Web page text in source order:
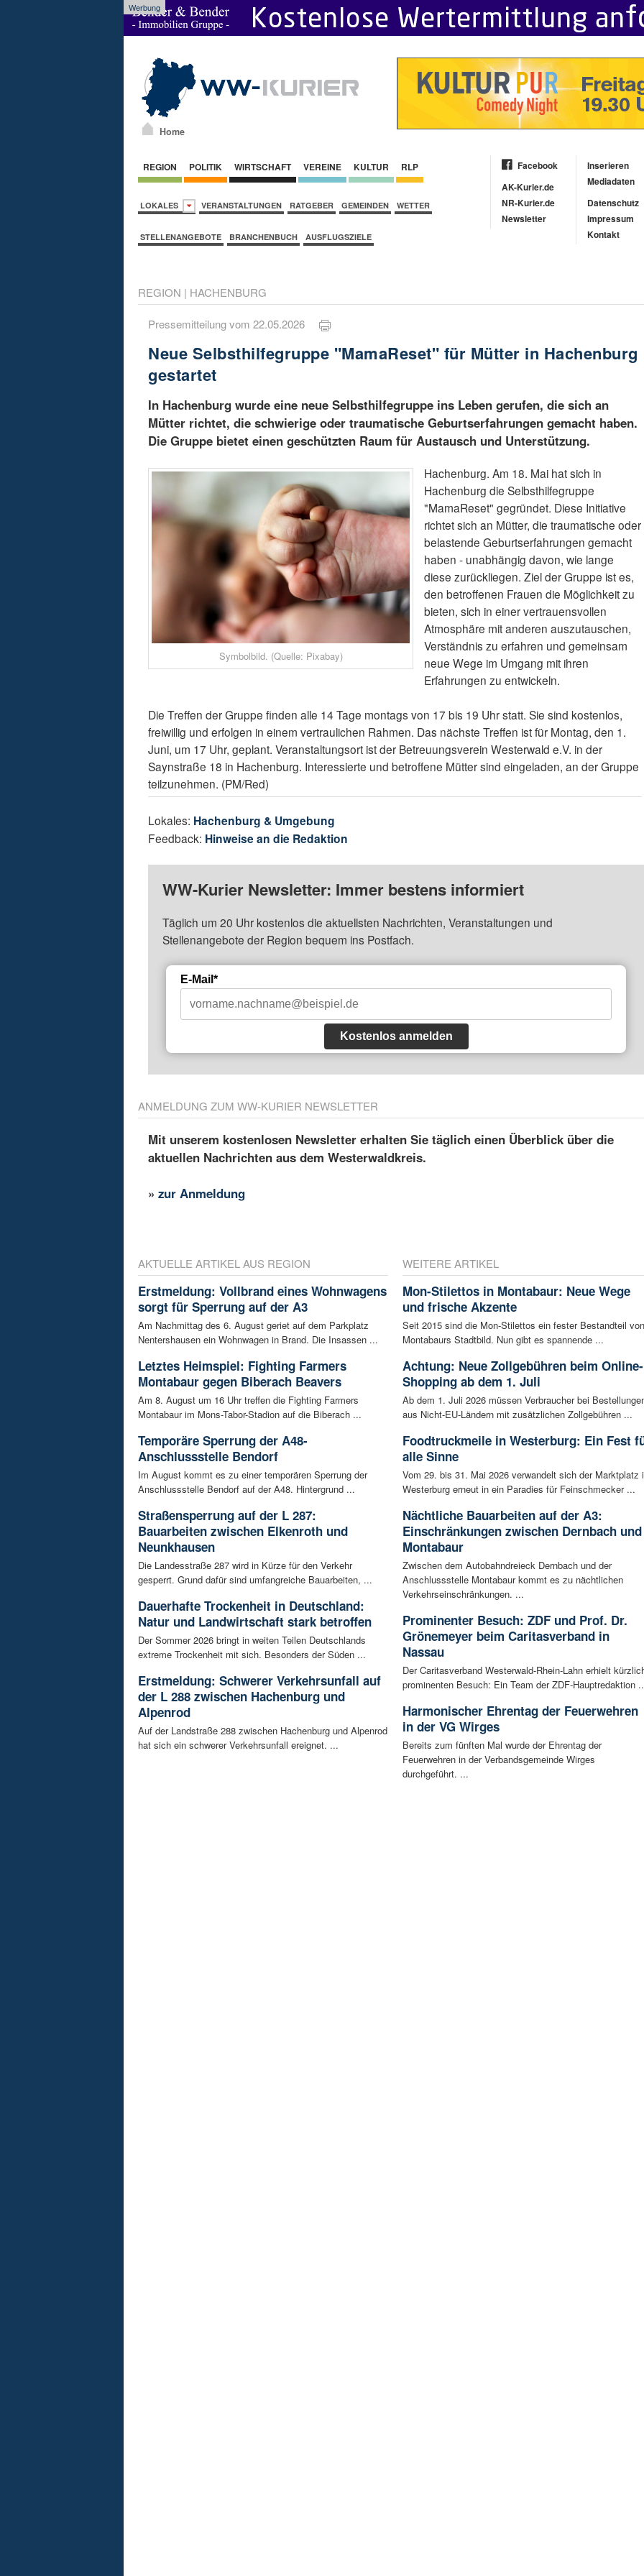
Werbung
Home
REGION POLITIK WIRTSCHAFT VEREINE KULTUR RLP
LOKALES VERANSTALTUNGEN RATGEBER GEMEINDEN WETTER
STELLENANGEBOTE BRANCHENBUCH AUSFLUGSZIELE
Facebook
AK-Kurier.de
NR-Kurier.de
Newsletter
Inserieren
Mediadaten
Datenschutz
Impressum
Kontakt
REGION | HACHENBURG
Pressemitteilung vom 22.05.2026
Neue Selbsthilfegruppe "MamaReset" für Mütter in Hachenburg
gestartet
In Hachenburg wurde eine neue Selbsthilfegruppe ins Leben gerufen, die sich an
Mütter richtet, die schwierige oder traumatische Geburtserfahrungen gemacht haben.
Die Gruppe bietet einen geschützten Raum für Austausch und Unterstützung.
Symbolbild. (Quelle: Pixabay)
Hachenburg. Am 18. Mai hat sich in
Hachenburg die Selbsthilfegruppe
"MamaReset" gegründet. Diese Initiative
richtet sich an Mütter, die traumatische oder
belastende Geburtserfahrungen gemacht
haben - unabhängig davon, wie lange
diese zurückliegen. Ziel der Gruppe ist es,
den betroffenen Frauen die Möglichkeit zu
bieten, sich in einer vertrauensvollen
Atmosphäre mit anderen auszutauschen,
Verständnis zu erfahren und gemeinsam
neue Wege im Umgang mit ihren
Erfahrungen zu entwickeln.
Die Treffen der Gruppe finden alle 14 Tage montags von 17 bis 19 Uhr statt. Sie sind kostenlos,
freiwillig und erfolgen in einem vertraulichen Rahmen. Das nächste Treffen ist für Montag, den 1.
Juni, um 17 Uhr, geplant. Veranstaltungsort ist der Betreuungsverein Westerwald e.V. in der
Saynstraße 18 in Hachenburg. Interessierte und betroffene Mütter sind eingeladen, an der Gruppe
teilzunehmen. (PM/Red)
Lokales: Hachenburg & Umgebung
Feedback: Hinweise an die Redaktion
WW-Kurier Newsletter: Immer bestens informiert
Täglich um 20 Uhr kostenlos die aktuellsten Nachrichten, Veranstaltungen und
Stellenangebote der Region bequem ins Postfach.
E-Mail*
Kostenlos anmelden
ANMELDUNG ZUM WW-KURIER NEWSLETTER
Mit unserem kostenlosen Newsletter erhalten Sie täglich einen Überblick über die
aktuellen Nachrichten aus dem Westerwaldkreis.
»zur Anmeldung
AKTUELLE ARTIKEL AUS REGION
Erstmeldung: Vollbrand eines Wohnwagens
sorgt für Sperrung auf der A3
Am Nachmittag des 6. August geriet auf dem Parkplatz
Nentershausen ein Wohnwagen in Brand. Die Insassen ...
Letztes Heimspiel: Fighting Farmers
Montabaur gegen Biberach Beavers
Am 8. August um 16 Uhr treffen die Fighting Farmers
Montabaur im Mons-Tabor-Stadion auf die Biberach ...
Temporäre Sperrung der A48-
Anschlussstelle Bendorf
Im August kommt es zu einer temporären Sperrung der
Anschlussstelle Bendorf auf der A48. Hintergrund ...
Straßensperrung auf der L 287:
Bauarbeiten zwischen Elkenroth und
Neunkhausen
Die Landesstraße 287 wird in Kürze für den Verkehr
gesperrt. Grund dafür sind umfangreiche Bauarbeiten, ...
Dauerhafte Trockenheit in Deutschland:
Natur und Landwirtschaft stark betroffen
Der Sommer 2026 bringt in weiten Teilen Deutschlands
extreme Trockenheit mit sich. Besonders der Süden ...
Erstmeldung: Schwerer Verkehrsunfall auf
der L 288 zwischen Hachenburg und
Alpenrod
Auf der Landstraße 288 zwischen Hachenburg und Alpenrod
hat sich ein schwerer Verkehrsunfall ereignet. ...
WEITERE ARTIKEL
Mon-Stilettos in Montabaur: Neue Wege
und frische Akzente
Seit 2015 sind die Mon-Stilettos ein fester Bestandteil von
Montabaurs Stadtbild. Nun gibt es spannende ...
Achtung: Neue Zollgebühren beim Online-
Shopping ab dem 1. Juli
Ab dem 1. Juli 2026 müssen Verbraucher bei
aus Nicht-EU-Ländern mit zusätzlichen Zollgebühren ...
Foodtruckmeile in Westerburg: Ein Fest
alle Sinne
Vom 29. bis 31. Mai 2026 verwandelt sich der Marktplatz
Westerburg erneut in ein Paradies für Feinschmecker ...
Nächtliche Bauarbeiten auf der A3:
Einschränkungen zwischen Dernbach und
Montabaur
Zwischen dem Autobahndreieck Dernbach und der
Anschlussstelle Montabaur kommt es zu nächtlichen
Verkehrseinschränkungen. ...
Prominenter Besuch: ZDF und Prof. Dr.
Grönemeyer beim Caritasverband in
Nassau
Der Caritasverband Westerwald-Rhein-Lahn erhielt
prominenten Besuch: Ein Team der ZDF-Hauptredaktion
Harmonischer Ehrentag der Feuerwehren
in der VG Wirges
Bereits zum fünften Mal wurde der Ehrentag der
Feuerwehren in der Verbandsgemeinde Wirges
durchgeführt. ...